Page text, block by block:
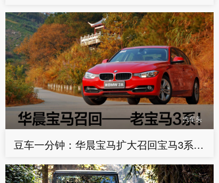
汽车头
豆车一分钟：华晨宝马扩大召回宝马3系，超31万辆，因为漏油